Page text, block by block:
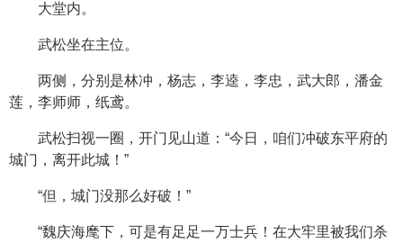
大堂内。
武松坐在主位。
两侧，分别是林冲，杨志，李逵，李忠，武大郎，潘金
莲，李师师，纸鸢。
武松扫视一圈，开门见山道：“今日，咱们冲破东平府的
城门，离开此城！”
“但，城门没那么好破！”
“魏庆海麾下，可是有足足一万士兵！在大牢里被我们杀